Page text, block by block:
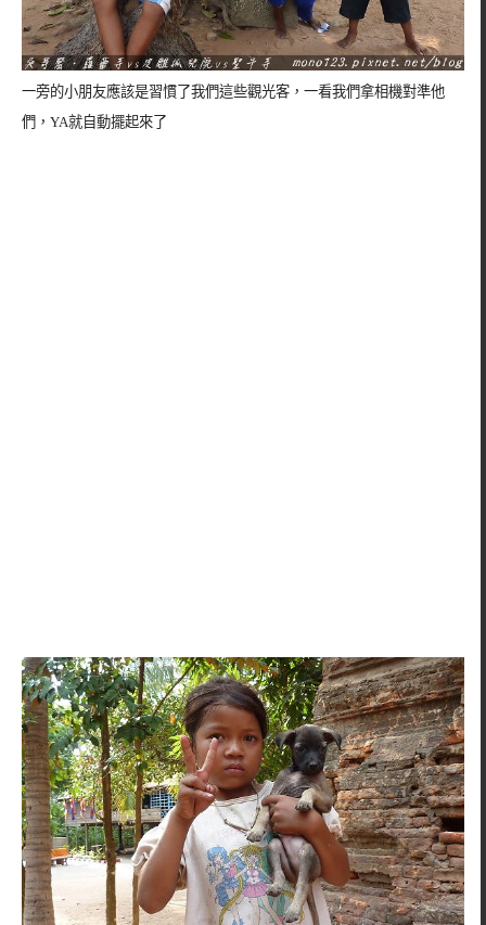
一旁的小朋友應該是習慣了我們這些觀光客，一看我們拿相機對準他
們，YA就自動擺起來了